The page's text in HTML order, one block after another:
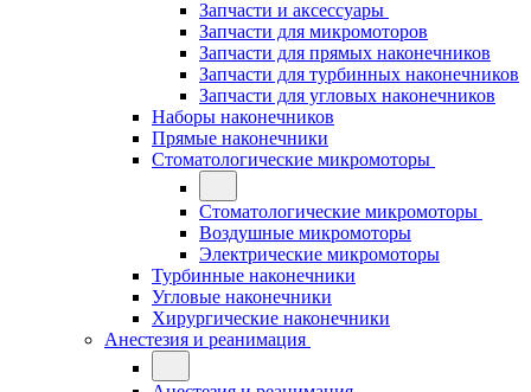
Запчасти и аксессуары
Запчасти для микромоторов
Запчасти для прямых наконечников
Запчасти для турбинных наконечников
Запчасти для угловых наконечников
Наборы наконечников
Прямые наконечники
Стоматологические микромоторы
Стоматологические микромоторы
Воздушные микромоторы
Электрические микромоторы
Турбинные наконечники
Угловые наконечники
Хирургические наконечники
Анестезия и реанимация